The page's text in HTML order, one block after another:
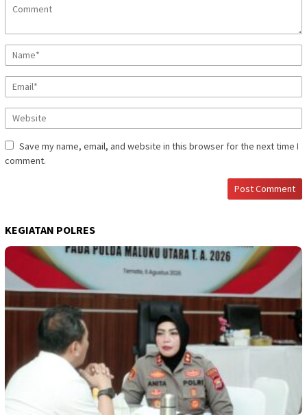
Save my name, email, and website in this browser for the next time I
comment.
KEGIATAN POLRES